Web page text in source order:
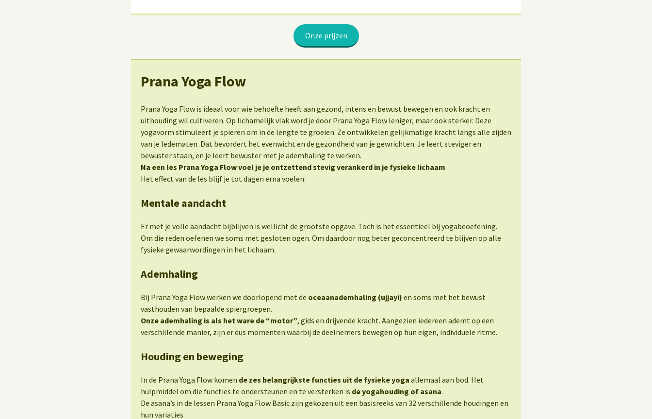
Onze prijzen
Prana Yoga Flow
Prana Yoga Flow is ideaal voor wie behoefte heeft aan gezond, intens en bewust bewegen en ook kracht en
uithouding wil cultiveren. Op lichamelijk vlak word je door Prana Yoga Flow leniger, maar ook sterker. Deze
yogavorm stimuleert je spieren om in de lengte te groeien. Ze ontwikkelen gelijkmatige kracht langs alle zijden
van je ledematen. Dat bevordert het evenwicht en de gezondheid van je gewrichten. Je leert steviger en
bewuster staan, en je leert bewuster met je ademhaling te werken.
Na een les Prana Yoga Flow voel je je ontzettend stevig verankerd in je fysieke lichaam
Het effect van de les blijf je tot dagen erna voelen.
Mentale aandacht
Er met je volle aandacht bijblijven is wellicht de grootste opgave. Toch is het essentieel bij yogabeoefening.
Om die reden oefenen we soms met gesloten ogen. Om daardoor nog beter geconcentreerd te blijven op alle
fysieke gewaarwordingen in het lichaam.
Ademhaling
Bij Prana Yoga Flow werken we doorlopend met de oceaanademhaling (ujjayi) en soms met het bewust
vasthouden van bepaalde spiergroepen.
Onze ademhaling is als het ware de “motor”, gids en drijvende kracht. Aangezien iedereen ademt op een
verschillende manier, zijn er dus momenten waarbij de deelnemers bewegen op hun eigen, individuele ritme.
Houding en beweging
In de Prana Yoga Flow komen de zes belangrijkste functies uit de fysieke yoga allemaal aan bod. Het
hulpmiddel om die functies te ondersteunen en te versterken is de yogahouding of asana.
De asana’s in de lessen Prana Yoga Flow Basic zijn gekozen uit een basisreeks van 32 verschillende houdingen en
hun variaties.